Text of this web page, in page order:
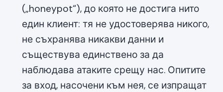
(„honeypot“), до която не достига нито
един клиент: тя не удостоверява никого,
не съхранява никакви данни и
съществува единствено за да
наблюдава атаките срещу нас. Опитите
за вход, насочени към нея, се изпращат